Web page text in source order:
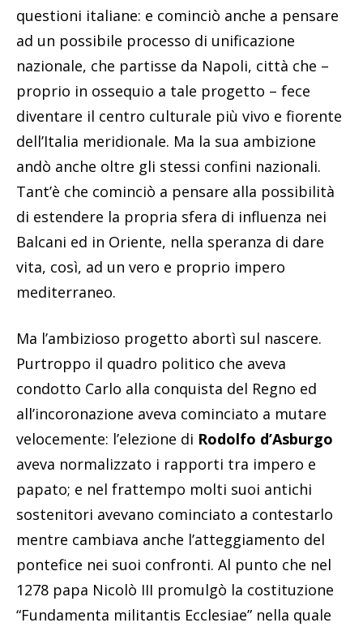
questioni italiane: e cominciò anche a pensare
ad un possibile processo di unificazione
nazionale, che partisse da Napoli, città che –
proprio in ossequio a tale progetto – fece
diventare il centro culturale più vivo e fiorente
dell’Italia meridionale. Ma la sua ambizione
andò anche oltre gli stessi confini nazionali.
Tant’è che cominciò a pensare alla possibilità
di estendere la propria sfera di influenza nei
Balcani ed in Oriente, nella speranza di dare
vita, così, ad un vero e proprio impero
mediterraneo.
Ma l’ambizioso progetto abortì sul nascere.
Purtroppo il quadro politico che aveva
condotto Carlo alla conquista del Regno ed
all’incoronazione aveva cominciato a mutare
velocemente: l’elezione di Rodolfo d’Asburgo
aveva normalizzato i rapporti tra impero e
papato; e nel frattempo molti suoi antichi
sostenitori avevano cominciato a contestarlo
mentre cambiava anche l’atteggiamento del
pontefice nei suoi confronti. Al punto che nel
1278 papa Nicolò III promulgò la costituzione
“Fundamenta militantis Ecclesiae” nella quale